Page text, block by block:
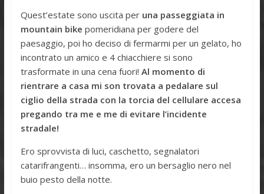
Quest’estate sono uscita per una passeggiata in
mountain bike pomeridiana per godere del
paesaggio, poi ho deciso di fermarmi per un gelato, ho
incontrato un amico e 4 chiacchiere si sono
trasformate in una cena fuori! Al momento di
rientrare a casa mi son trovata a pedalare sul
ciglio della strada con la torcia del cellulare accesa
pregando tra me e me di evitare l’incidente
stradale!
Ero sprovvista di luci, caschetto, segnalatori
catarifrangenti… insomma, ero un bersaglio nero nel
buio pesto della notte.